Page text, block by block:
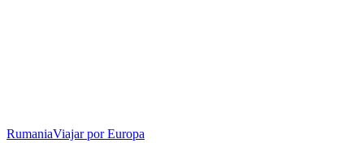
RumaniaViajar por Europa